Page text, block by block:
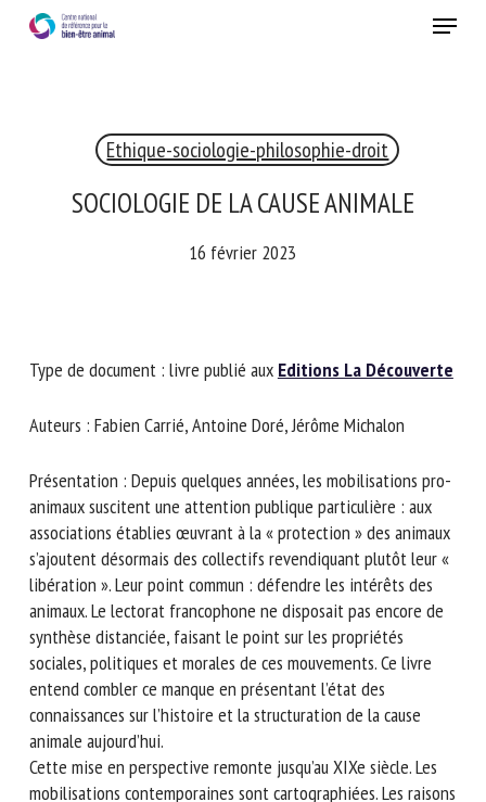
Menu
Ethique-sociologie-philosophie-droit
SOCIOLOGIE DE LA CAUSE ANIMALE
16 février 2023
Type de document : livre publié aux Editions La
Présentation : Depuis quelques années, les mobilisations
pro-animaux suscitent une attention publique particulière :
aux associations établies œuvrant à la « protection » des
animaux s’ajoutent désormais des collectifs revendiquant
plutôt leur « libération ». Leur point commun : défendre les
intérêts des animaux. Le lectorat francophone ne disposait
pas encore de synthèse distanciée, faisant le point sur les
propriétés sociales, politiques et morales de ces
mouvements. Ce livre entend combler ce manque en
présentant l’état des connaissances sur l’histoire et la
structuration de la cause animale aujourd’hui.
Cette mise en perspective remonte jusqu’au XIXe siècle. Les
RECEVEZ CHAQUE MOIS GRATUITEMENT
ANIMAL
notre newsletter :
Nom *
Prénom *
Organisme *
E-mail *